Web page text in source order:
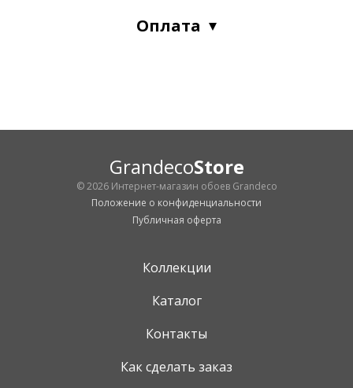
Оплата
GrandecoStore
© 2026 Интернет-магазин обоев Grandeco
Положение о конфиденциальности
Публичная оферта
Коллекции
Каталог
Контакты
Как сделать заказ